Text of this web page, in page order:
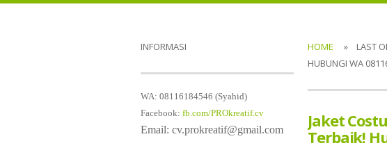
INFORMASI
WA: 08116184546 (Syahid)
Facebook: fb.com/PROkreatif.cv
Email: cv.prokreatif@gmail.com
HOME » LAST
HUBUNGI WA
Jaket
Terbaik!